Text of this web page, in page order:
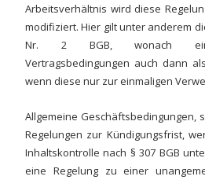
Arbeitsverhältnis wird diese
modifiziert. Hier gilt unter anderem
Nr. 2 BGB, wonach
Vertragsbedingungen auch dann
wenn diese nur zur einmaligen
Allgemeine Geschäftsbedingungen,
Regelungen zur Kündigungsfrist,
Inhaltskontrolle nach § 307 BGB
eine Regelung zu einer